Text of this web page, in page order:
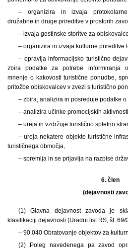
– organizira in izvaja
družabne in druge prireditve v prostorih
– izvaja gostinske storitve za
– organizira in izvaja kulturne prireditve
– opravlja informacijsko turistično
zbira podatke za potrebe informiranja
mnenje o kakovosti turistične ponudbe,
pritožbe obiskovalcev v zvezi s turistično
– zbira, analizira in posreduje podatke
– analizira učinke promocijskih
– ureja in vzdržuje turistično spletno
– ureja nekatere objekte turistične
turističnega območja,
– spremlja in se prijavlja na razpise
6. člen
(dejavnosti
(1) Glavna dejavnost zavoda je
klasifikaciji dejavnosti (Uradni list RS, št.
– 90.040 Obratovanje objektov za
(2) Poleg navedenega pa zavod